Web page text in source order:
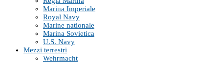
Marina Imperiale
Royal Navy
Marine nationale
Marina Sovietica
U.S. Navy
Mezzi terrestri
Wehrmacht